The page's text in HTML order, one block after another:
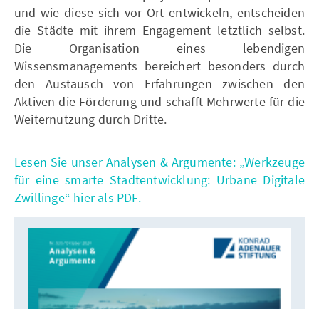
und wie diese sich vor Ort entwickeln, entscheiden
die Städte mit ihrem Engagement letztlich selbst.
Die Organisation eines lebendigen
Wissensmanagements bereichert besonders durch
den Austausch von Erfahrungen zwischen den
Aktiven die Förderung und schafft Mehrwerte für die
Weiternutzung durch Dritte.
Lesen Sie unser Analysen & Argumente: „Werkzeuge
für eine smarte Stadtentwicklung: Urbane Digitale
Zwillinge“ hier als PDF.